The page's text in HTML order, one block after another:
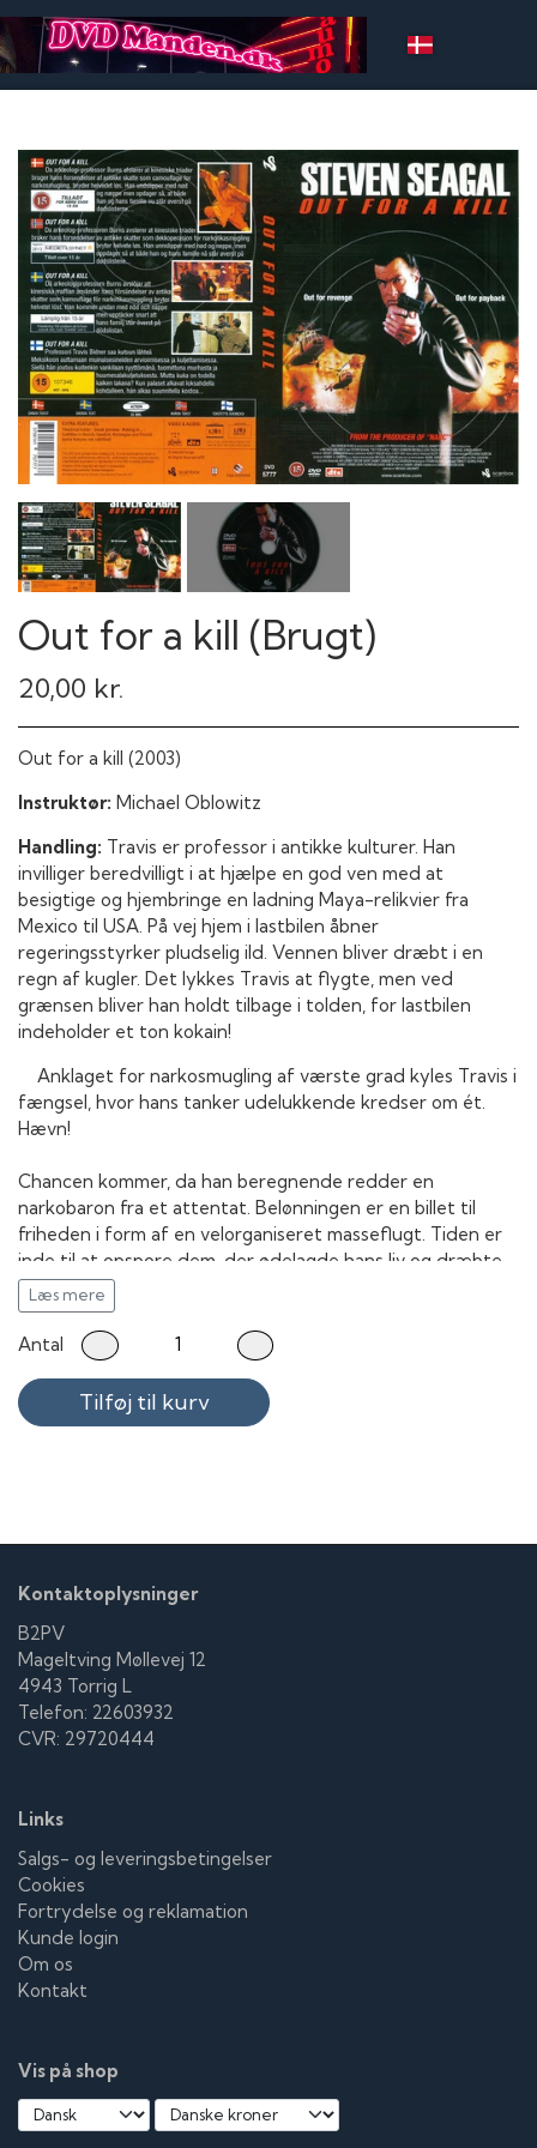
Out for a kill (Brugt)
20,00 kr.
Out for a kill (2003)
Instruktør: Michael Oblowitz
Handling: Travis er professor i antikke kulturer. Han
invilliger beredvilligt i at hjælpe en god ven med at
besigtige og hjembringe en ladning Maya-relikvier fra
Mexico til USA. På vej hjem i lastbilen åbner
regeringsstyrker pludselig ild. Vennen bliver dræbt i en
regn af kugler. Det lykkes Travis at flygte, men ved
grænsen bliver han holdt tilbage i tolden, for lastbilen
indeholder et ton kokain!
Anklaget for narkosmugling af værste grad kyles Travis i
fængsel, hvor hans tanker udelukkende kredser om ét.
Hævn!
Chancen kommer, da han beregnende redder en
narkobaron fra et attentat. Belønningen er en billet til
friheden i form af en velorganiseret masseflugt. Tiden er
inde til at opspore dem, der ødelagde hans liv og dræbte
hans ven...
Læs mere
Antal
Tilføj til kurv
Kontaktoplysninger
B2PV
Mageltving Møllevej 12
4943 Torrig L
Telefon: 22603932
CVR: 29720444
Links
Salgs- og leveringsbetingelser
Cookies
Fortrydelse og reklamation
Kunde login
Om os
Kontakt
Vis på shop